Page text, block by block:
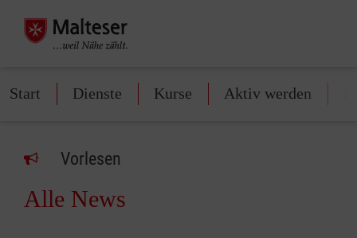
Start Dienste Kurse Aktiv werden
Vorlesen
Alle News